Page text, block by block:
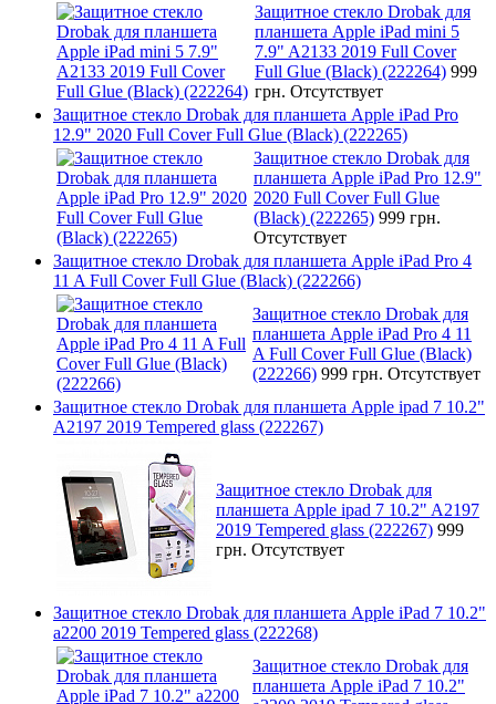
Защитное стекло Drobak для
планшета Apple iPad mini 5
7.9" A2133 2019 Full Cover
Full Glue (Black) (222264) 999
грн. Отсутствует
Защитное стекло Drobak для планшета Apple iPad Pro
12.9" 2020 Full Cover Full Glue (Black) (222265)
Защитное стекло Drobak для
планшета Apple iPad Pro 12.9"
2020 Full Cover Full Glue
(Black) (222265) 999 грн.
Отсутствует
Защитное стекло Drobak для планшета Apple iPad Pro 4
11 A Full Cover Full Glue (Black) (222266)
Защитное стекло Drobak для
планшета Apple iPad Pro 4 11
A Full Cover Full Glue (Black)
(222266) 999 грн. Отсутствует
Защитное стекло Drobak для планшета Apple ipad 7 10.2"
A2197 2019 Tempered glass (222267)
Защитное стекло Drobak для
планшета Apple ipad 7 10.2" A2197
2019 Tempered glass (222267) 999
грн. Отсутствует
Защитное стекло Drobak для планшета Apple iPad 7 10.2"
a2200 2019 Tempered glass (222268)
Защитное стекло Drobak для
планшета Apple iPad 7 10.2"